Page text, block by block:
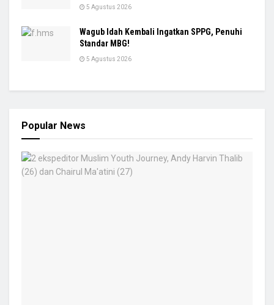
5 Agustus 2026
Wagub Idah Kembali Ingatkan SPPG, Penuhi
Standar MBG!
5 Agustus 2026
Popular News